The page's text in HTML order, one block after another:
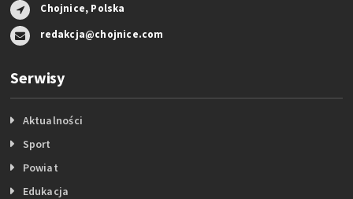
Chojnice, Polska
redakcja@chojnice.com
Serwisy
Aktualności
Sport
Powiat
Edukacja